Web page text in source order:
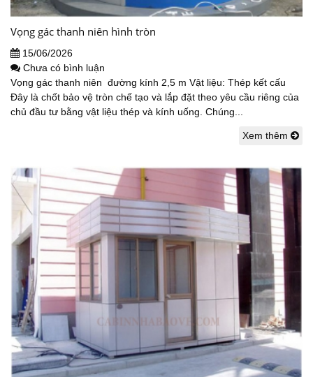
Vọng gác thanh niên hình tròn
15/06/2026
Chưa có bình luận
Vọng gác thanh niên đường kính 2,5 m Vật liệu: Thép kết cấu
Đây là chốt bảo vệ tròn chế tạo và lắp đặt theo yêu cầu riêng của
chủ đầu tư bằng vật liệu thép và kính uống. Chúng...
Xem thêm